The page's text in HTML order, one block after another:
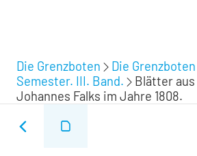
Die Grenzboten Die Grenzboten
Semester. III. Band.
Blätter
Johannes Falks im Jahre 1808.